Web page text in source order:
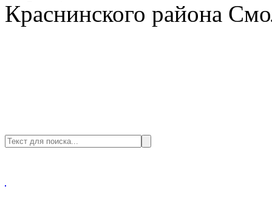
Краснинского района